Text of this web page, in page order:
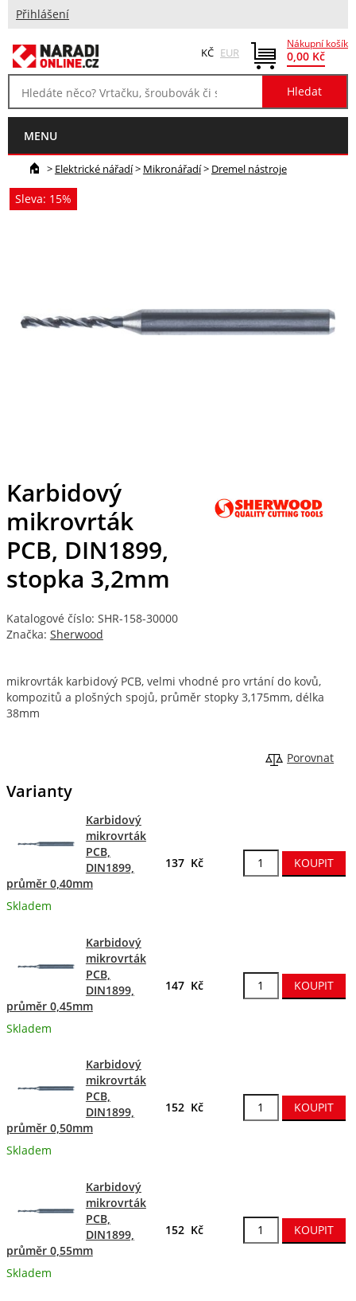
Přihlášení
Nákupní košík
0,00 Kč
KČ EUR
MENU
> Elektrické nářadí> Mikronářadí> Dremel nástroje
Sleva: 15%
Karbidový
mikrovrták
PCB, DIN1899,
stopka 3,2mm
Katalogové číslo: SHR-158-30000
Značka: Sherwood
mikrovrták karbidový PCB, velmi vhodné pro vrtání do kovů,
kompozitů a plošných spojů, průměr stopky 3,175mm, délka
38mm
Porovnat
Varianty
Karbidový
mikrovrták
PCB,
DIN1899,
průměr 0,40mm
Skladem
137 Kč
Karbidový
mikrovrták
PCB,
DIN1899,
průměr 0,45mm
Skladem
147 Kč
Karbidový
mikrovrták
PCB,
DIN1899,
průměr 0,50mm
Skladem
152 Kč
Karbidový
mikrovrták
PCB,
DIN1899,
průměr 0,55mm
Skladem
152 Kč